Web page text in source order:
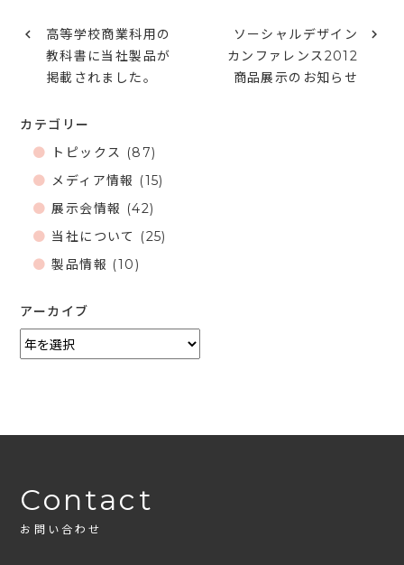
高等学校商業科用の
教科書に当社製品が
掲載されました。
ソーシャルデザイン
カンファレンス2012
商品展示のお知らせ
カテゴリー
トピックス (87)
メディア情報 (15)
展示会情報 (42)
当社について
(25)
製品情報 (10)
アーカイブ
Contact
お問い合わせ